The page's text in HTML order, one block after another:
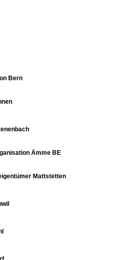
Bern
Ämme BE
Mattstetten